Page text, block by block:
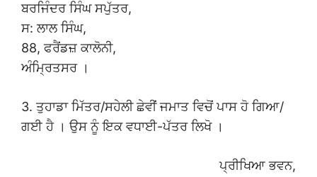
ਬਰਜਿੰਦਰ ਸਿੰਘ ਸਪੁੱਤਰ,
ਸ: ਲਾਲ ਸਿੰਘ,
88, ਫਰੈਂਡਜ਼ ਕਾਲੋਨੀ,
ਅੰਮ੍ਰਿਤਸਰ ।
3. ਤੁਹਾਡਾ ਮਿੱਤਰ/ਸਹੇਲੀ ਛੇਵੀਂ ਜਮਾਤ ਵਿਚੋਂ ਪਾਸ ਹੋ ਗਿਆ/
ਗਈ ਹੈ । ਉਸ ਨੂੰ ਇਕ ਵਧਾਈ-ਪੱਤਰ ਲਿਖੋ ।
ਪ੍ਰੀਖਿਆ ਭਵਨ,